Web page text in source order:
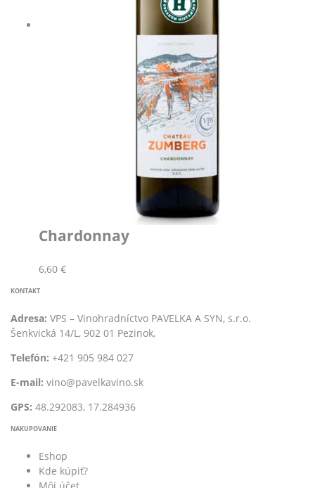
Chardonnay
6,60 €
KONTAKT
Adresa: VPS – Vinohradníctvo PAVELKA A SYN, s.r.o.
Šenkvická 14/L, 902 01 Pezinok,
Telefón: +421 905 984 027
E-mail: vino@pavelkavino.sk
GPS: 48.292083, 17.284936
NAKUPOVANIE
Eshop
Kde kúpiť?